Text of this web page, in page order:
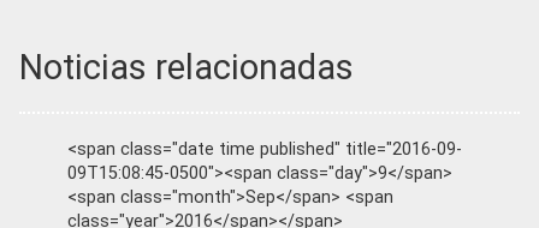
Noticias relacionadas
<span class="date time published" title="2016-09-
09T15:08:45-0500"><span class="day">9</span>
<span class="month">Sep</span> <span
class="year">2016</span></span>